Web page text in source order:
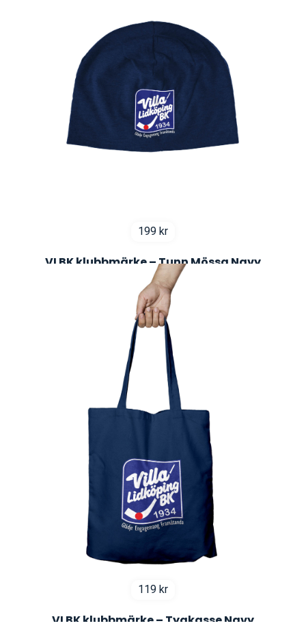
199 kr
VLBK klubbmärke – Tunn Mössa Navy
119 kr
VLBK klubbmärke – Tygkasse Navy